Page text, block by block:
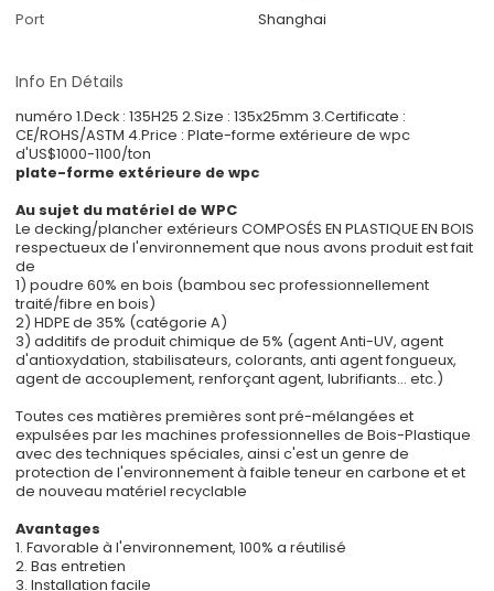
Port
Shanghai
Info En Détails
numéro 1.Deck : 135H25 2.Size : 135x25mm 3.Certificate :
CE/ROHS/ASTM 4.Price : Plate-forme extérieure de wpc
d'US$1000-1100/ton
plate-forme extérieure de wpc
Au sujet du matériel de WPC
Le decking/plancher extérieurs COMPOSÉS EN PLASTIQUE EN BOIS
respectueux de l'environnement que nous avons produit est fait
de
1) poudre 60% en bois (bambou sec professionnellement
traité/fibre en bois)
2) HDPE de 35% (catégorie A)
3) additifs de produit chimique de 5% (agent Anti-UV, agent
d'antioxydation, stabilisateurs, colorants, anti agent fongueux,
agent de accouplement, renforçant agent, lubrifiants… etc.)
Toutes ces matières premières sont pré-mélangées et
expulsées par les machines professionnelles de Bois-Plastique
avec des techniques spéciales, ainsi c'est un genre de
protection de l'environnement à faible teneur en carbone et et
de nouveau matériel recyclable
Avantages
1. Favorable à l'environnement, 100% a réutilisé
2. Bas entretien
3. Installation facile